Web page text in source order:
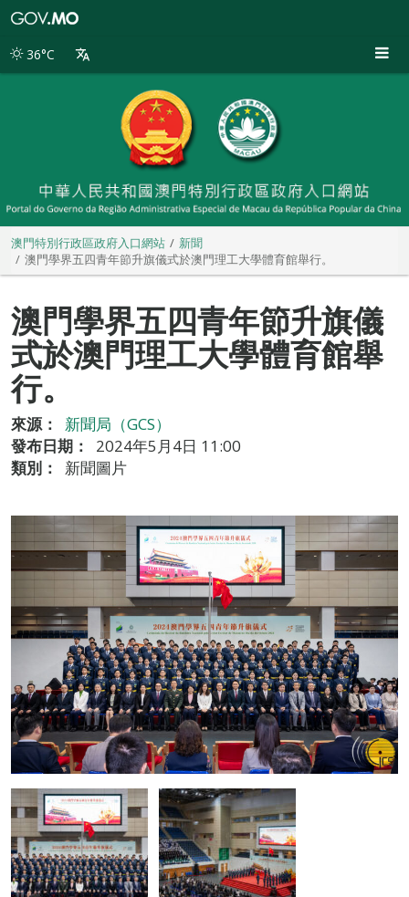
別
36°C
澳門特別行政區政府入口網站
新聞
澳門學界五四青年節升旗儀式於澳門理工大學體育館舉行。
澳門學界五四青年節升旗儀
式於澳門理工大學體育館舉
行。
來源：
新聞局（GCS）
發布日期：
2024年5月4日 11:00
類別：
新聞圖片